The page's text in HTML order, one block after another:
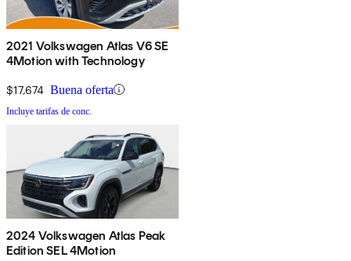
2021 Volkswagen Atlas V6 SE
4Motion with Technology
$17,674 Buena oferta
Incluye tarifas de conc.
2024 Volkswagen Atlas Peak
Edition SEL 4Motion